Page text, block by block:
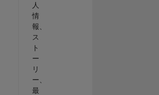
人
情
報、
ス
ト
ー
リ
ー、
最